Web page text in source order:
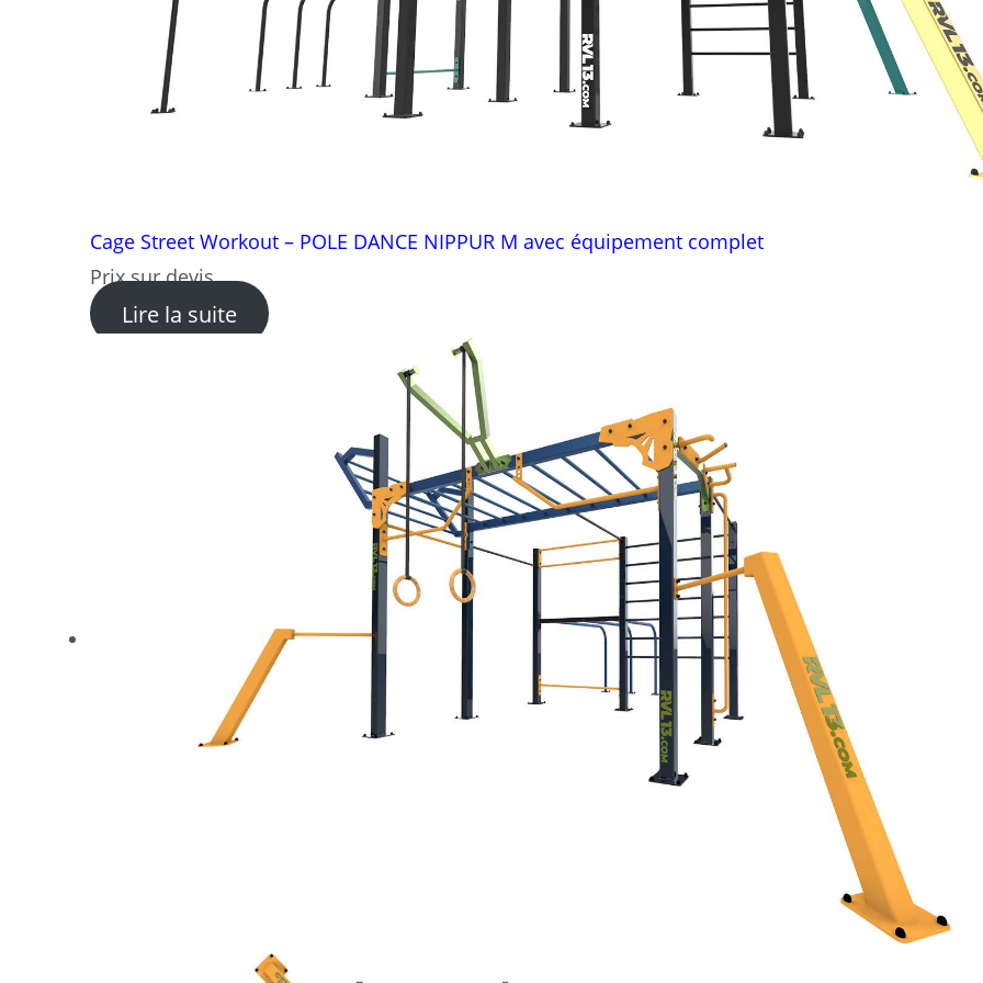
Cage Street Workout – POLE DANCE NIPPUR M avec équipement complet
Prix sur devis
Lire la suite: Cage Street Workout – POLE DANCE NIPPUR M avec équipement